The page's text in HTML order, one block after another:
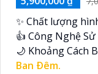
✨ Chất lượng
👍 Công Nghệ Sử
🌙 Khoảng Cách
Ban Ðêm.